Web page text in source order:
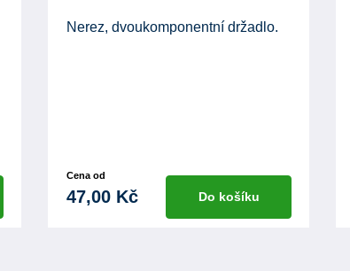
Nerez, dvoukomponentní držadlo.
Cena od
47,00 Kč Do košíku